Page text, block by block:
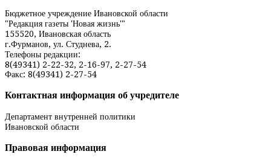
Бюджетное учреждение Ивановской области
"Редакция газеты 'Новая жизнь'"
155520, Ивановская область
г.Фурманов, ул. Студнева, 2.
Телефоны редакции:
8(49341) 2-22-32, 2-16-97, 2-27-54
Факс: 8(49341) 2-27-54
Контактная информация об учредителе
Департамент внутренней политики
Ивановской области
Правовая информация